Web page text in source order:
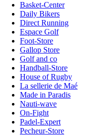
Basket-Center
Daily Bikers
Direct Running
Espace Golf
Foot-Store
Gallop Store
Golf and co
Handball-Store
House of Rugby
La sellerie de Maé
Made in Paradis
Nauti-wave
On-Fight
Padel-Expert
Pecheur-Store